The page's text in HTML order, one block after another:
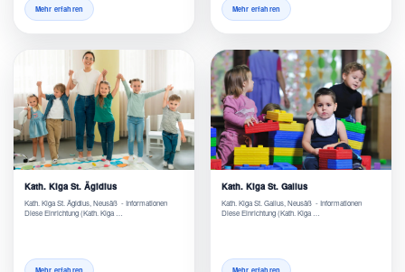
Mehr erfahren Mehr erfahren
Kath. Kiga St. Ägidius
Kath. Kiga St. Ägidius, Neusäß - Informationen
Diese Einrichtung (Kath. Kiga …
Mehr erfahren
Kath. Kiga St. Gallus
Kath. Kiga St. Gallus, Neusäß - Informationen
Diese Einrichtung (Kath. Kiga …
Mehr erfahren